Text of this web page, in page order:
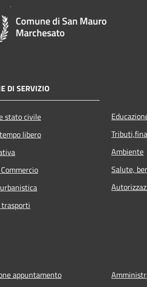
Comune di San Mauro
Marchesato
DI SERVIZIO
stato civile
libero
Ambiente
Salute,
appuntamento